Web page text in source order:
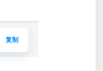
复制